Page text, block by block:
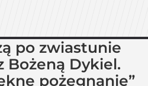
po zwiastunie
Bożeną Dykiel.
pożegnanie”